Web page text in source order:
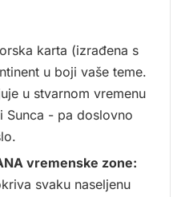
karta (izrađena s
u boji vaše teme.
u stvarnom vremenu
Sunca - pa doslovno
vremenske zone:
svaku naseljenu